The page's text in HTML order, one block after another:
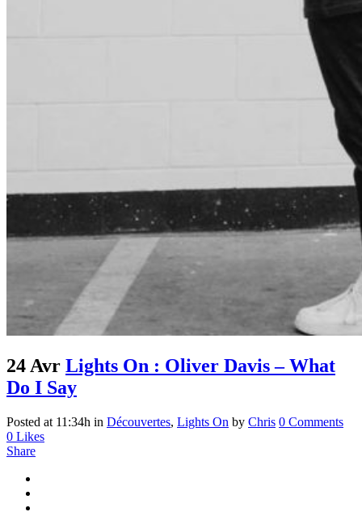
24 Avr Lights On : Oliver Davis – What
Do I Say
Posted at 11:34h in Découvertes, Lights On by Chris 0 Comments
0 Likes
Share